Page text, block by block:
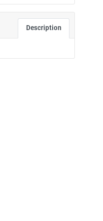
Description